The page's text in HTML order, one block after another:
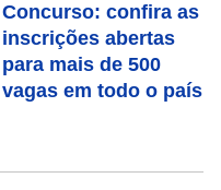
Concurso: confira as
inscrições abertas
para mais de 500
vagas em todo o país